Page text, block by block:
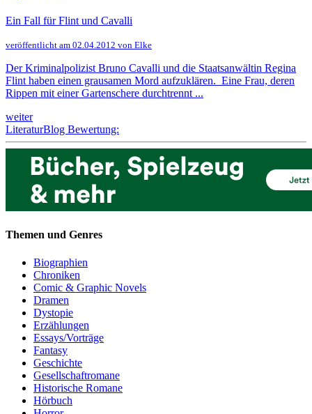
Ein Fall für Flint und Cavalli
veröffentlicht am 02.04.2012 von Elke
Der Kriminalpolizist Bruno Cavalli und die Staatsanwältin Regina
Flint haben einen grausamen Mord aufzuklären. Eine Frau, deren
Rippen mit einer Gartenschere durchtrennt ...
weiter
LiteraturBlog Bewertung:
Themen und Genres
Biographien
Chroniken
Comic & Graphic Novels
Dramen
Dystopie
Erzählungen
Essays/Vorträge
Fantasy
Geschichte
Gesellschaftromane
Historische Romane
Hörbuch